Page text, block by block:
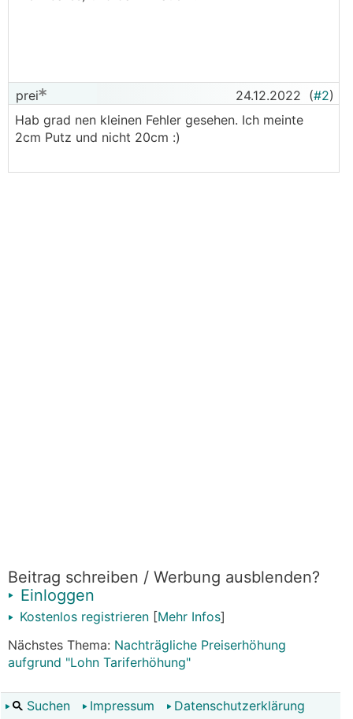
prei 24.12.2022 (#2)
Hab grad nen kleinen Fehler gesehen. Ich meinte
2cm Putz und nicht 20cm :)
Beitrag schreiben / Werbung ausblenden?
Einloggen
Kostenlos registrieren [Mehr Infos]
Nächstes Thema: Nachträgliche Preiserhöhung
aufgrund "Lohn Tariferhöhung"
Suchen Impressum Datenschutzerklärung